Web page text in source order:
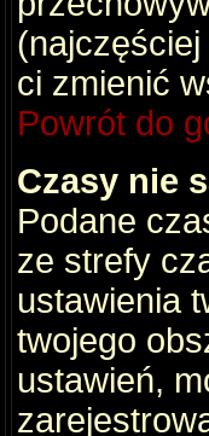
ci zmienić
Powrót do
Czasy nie
Podane
ze strefy
ustawienia
twojego
ustawień,